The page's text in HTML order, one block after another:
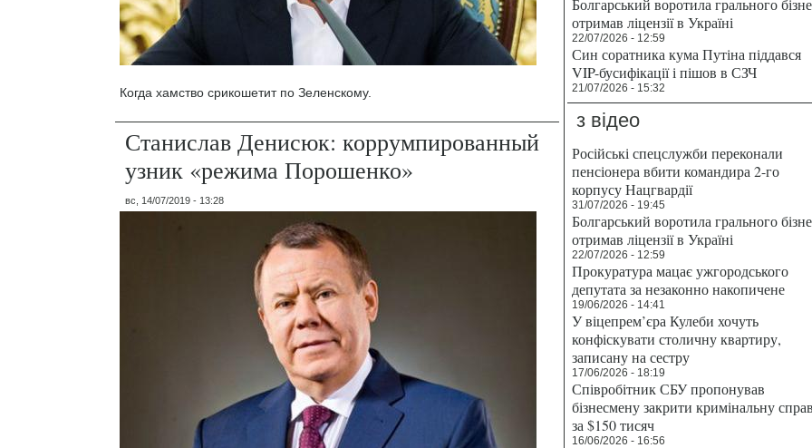
Когда хамство срикошетит по Зеленскому.
Станислав Денисюк: коррумпированный
узник «режима Порошенко»
вс, 14/07/2019 - 13:28
Болгарський воротила грального
отримав ліцензії в Україні
22/07/2026 - 12:59
Син соратника кума Путіна піддався
VIP-бусифікації і пішов в СЗЧ
21/07/2026 - 15:32
з відео
Російські спецслужби переконали
пенсіонера вбити командира 2-го
корпусу Нацгвардії
31/07/2026 - 19:45
Болгарський воротила грального
отримав ліцензії в Україні
22/07/2026 - 12:59
Прокуратура мацає ужгородського
депутата за незаконно накопичене
19/06/2026 - 14:41
У віцепрем’єра Кулеби хочуть
конфіскувати столичну квартиру,
записану на сестру
17/06/2026 - 18:19
Співробітник СБУ пропонував
бізнесмену закрити кримінальну
за $150 тисяч
16/06/2026 - 16:56